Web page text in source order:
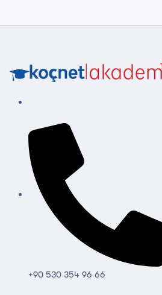
+90 530 354 96 66